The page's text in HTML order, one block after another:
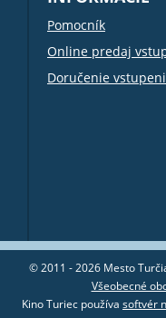
Pomocník
Online predaj
Doručenie
© 2011 - 2026 Mesto
Všeobecné
Kino Turiec používa softvér